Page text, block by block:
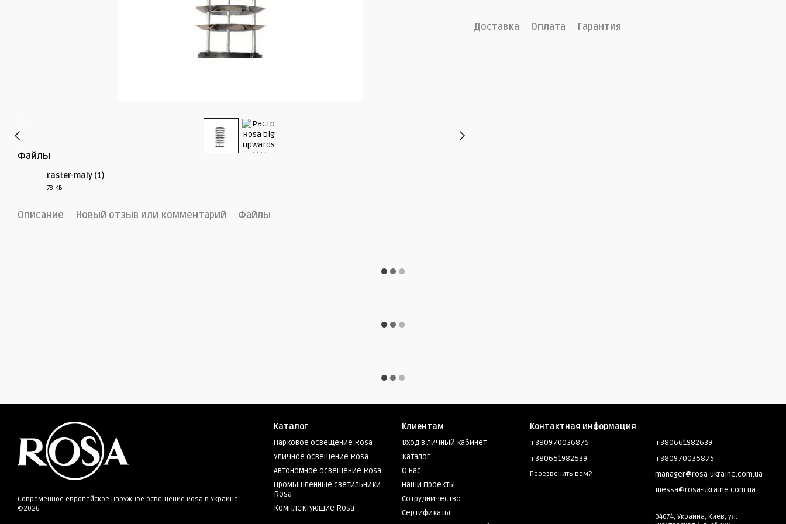
Файлы
raster-maly (1)
78 КБ
Доставка Оплата Гарантия
Описание Новый отзыв или комментарий Файлы
Современное европейское наружное освещение Rosa в Украине
©2026
Каталог
Парковое освещение Rosa
Уличное освещение Rosa
Автономное освещение Rosa
Промышленные светильники
Rosa
Комплектующие Rosa
Клиентам
Вход в личный кабинет
Каталог
О нас
Наши проекты
Сотрудничество
Сертификаты
Контактная информация
+380970036875
+380661982639
Перезвонить вам?
+380661982639
+380970036875
manager@rosa-ukraine.com.ua
inessa@rosa-ukraine.com.ua
04074, Украина, Киев, ул.